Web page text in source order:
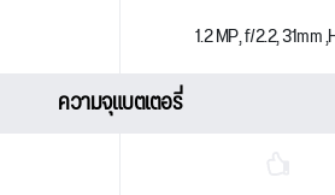
1.2 MP, f/2.2, 31mm
ความจุแบตเตอรี่